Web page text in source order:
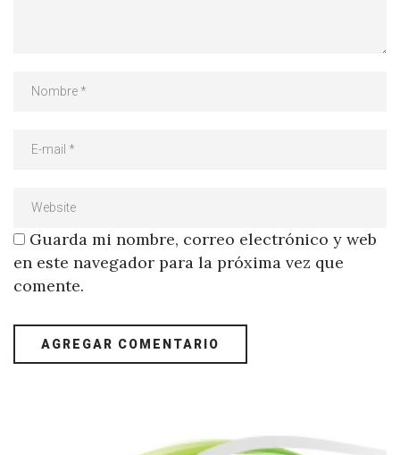
Guarda mi nombre, correo electrónico y web
en este navegador para la próxima vez que
comente.